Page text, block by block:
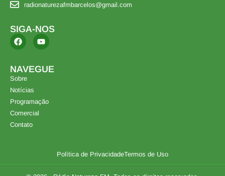
radionaturezafmbarcelos@gmail.com
SIGA-NOS
NAVEGUE
Sobre
Notícias
Programação
Comercial
Contato
Política de PrivacidadeTermos de Uso